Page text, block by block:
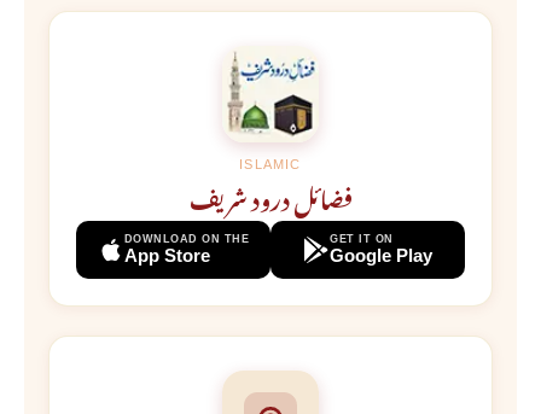
ISLAMIC
فضائل درود شریف
GET IT ON
Google Play
DOWNLOAD ON THE
App Store